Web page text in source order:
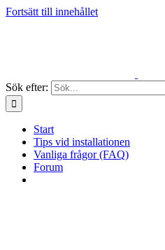
Fortsätt till innehållet
Sök efter:
Start
Tips vid installationen
Vanliga frågor (FAQ)
Forum